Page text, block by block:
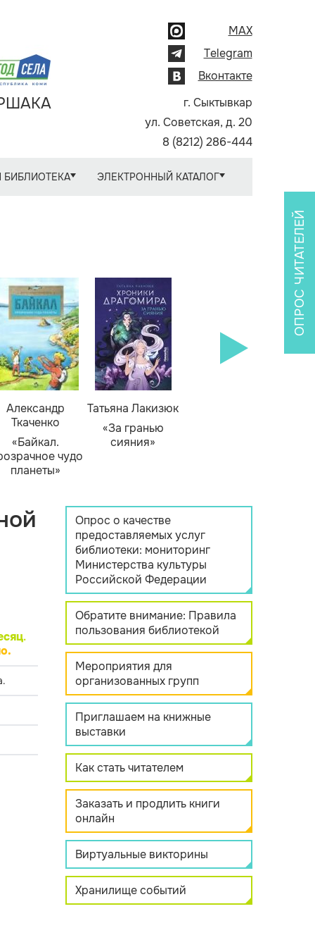
MAX
Telegram
Вконтакте
г. Сыктывкар
ул. Советская, д. 20
8 (8212) 286-444
БИБЛИОТЕКА ЭЛЕКТРОННЫЙ КАТАЛОГ
Александр
Ткаченко
«Байкал.
чудо
планеты»
Татьяна Лакизюк
«За гранью
сияния»
.
ОПРОС ЧИТАТЕЛЕЙ
Опрос о качестве
предоставляемых услуг
библиотеки: мониторинг
Министерства культуры
Российской Федерации
Обратите внимание: Правила
пользования библиотекой
Мероприятия для
организованных групп
Приглашаем на книжные
выставки
Как стать читателем
Заказать и продлить книги
онлайн
Виртуальные викторины
Хранилище событий